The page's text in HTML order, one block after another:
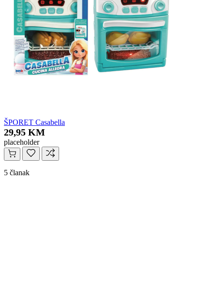
ŠPORET Casabella
29,95 KM
placeholder
5 članak